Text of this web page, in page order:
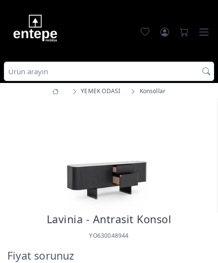
YEMEK ODASI Konsollar
Lavinia - Antrasit Konsol
YO630048944
Fiyat sorunuz